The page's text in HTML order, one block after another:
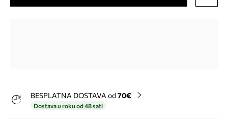
BESPLATNA DOSTAVA od 70€
Dostava u roku od 48 sati